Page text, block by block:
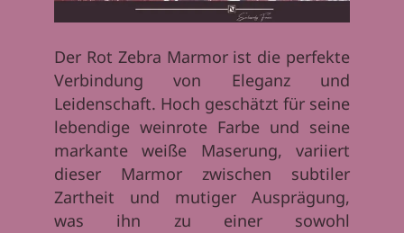
Der Rot Zebra Marmor ist die perfekte
Verbindung von Eleganz und
Leidenschaft. Hoch geschätzt für seine
lebendige weinrote Farbe und seine
markante weiße Maserung, variiert
dieser Marmor zwischen subtiler
Zartheit und mutiger Ausprägung,
was ihn zu einer sowohl